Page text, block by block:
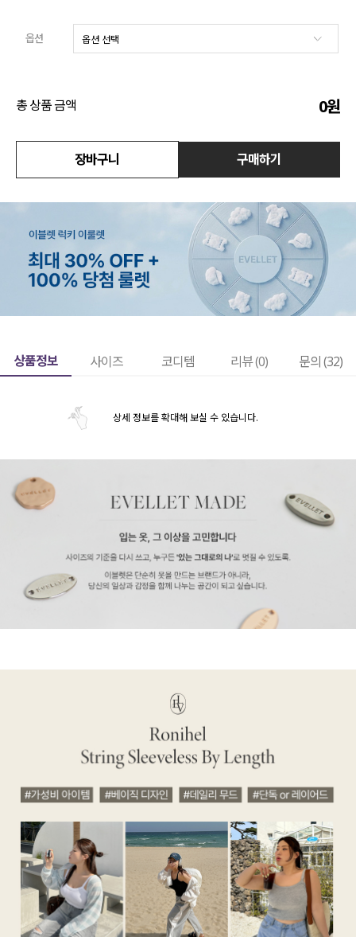
코디템
옵션
총 상품 금액 0원
장바구니 구매하기
상품정보 사이즈 코디템 리뷰 (0) 문의 (32)
상세 정보를 확대해 보실 수 있습니다.